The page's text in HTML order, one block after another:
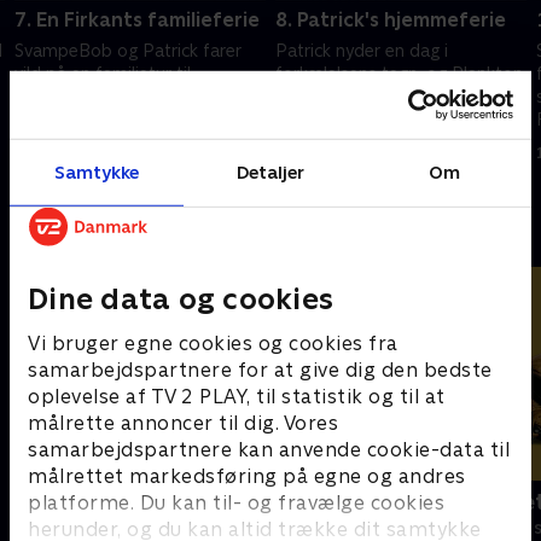
Samtykke Detaljer Om
Dine data og cookies
Vi bruger egne cookies og cookies fra
samarbejdspartnere for at give dig den bedste
oplevelse af TV 2 PLAY, til statistik og til at
målrette annoncer til dig. Vores
samarbejdspartnere kan anvende cookie-data til
målrettet markedsføring på egne og andres
platforme. Du kan til- og fravælge cookies
herunder, og du kan altid trække dit samtykke
7. En Firkants familieferie
SvampeBob og Patrick farer
vild på en familietur til
8. Patrick's hjemmeferie
Patrick nyder en dag i
forkælelsens tegn, og Plankton
ender på krydstogt med hr.
Andre så også
F for får
Børneserier • 5 sæsoner
Spørg
Børneserier • 1